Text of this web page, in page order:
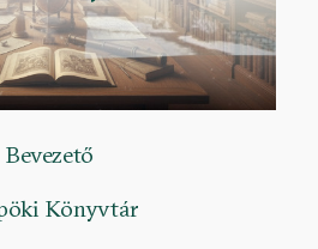
Bevezető
Könyvtár